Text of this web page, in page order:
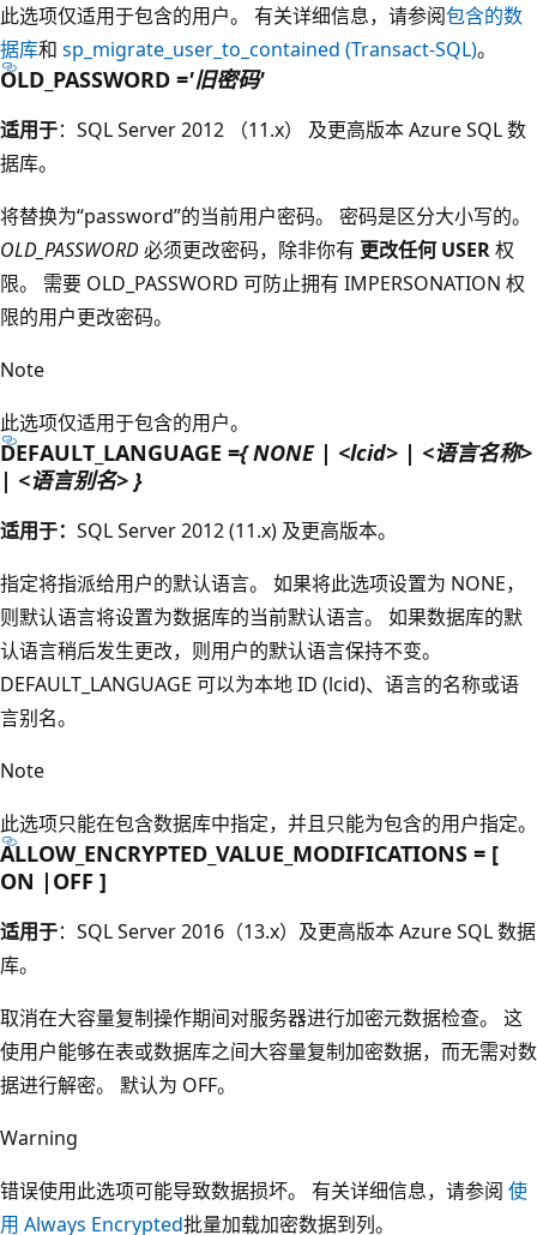
此选项仅适用于包含的用户。 有关详细信息，请参阅包含的数
据库和 sp_migrate_user_to_contained (Transact-SQL)。
OLD_PASSWORD ='旧密码'
适用于：SQL Server 2012 （11.x） 及更高版本 Azure SQL 数
据库。
将替换为“password”的当前用户密码。 密码是区分大小写的。
OLD_PASSWORD必须更改密码，除非你有 更改任何 USER权
限。 需要 OLD_PASSWORD 可防止拥有 IMPERSONATION 权
限的用户更改密码。
Note
此选项仅适用于包含的用户。
DEFAULT_LANGUAGE ={ NONE | <lcid> | <语言名称>
| <语言别名> }
适用于： SQL Server 2012 (11.x) 及更高版本。
指定将指派给用户的默认语言。 如果将此选项设置为 NONE，
则默认语言将设置为数据库的当前默认语言。 如果数据库的默
认语言稍后发生更改，则用户的默认语言保持不变。
DEFAULT_LANGUAGE 可以为本地 ID (lcid)、语言的名称或语
言别名。
Note
此选项只能在包含数据库中指定，并且只能为包含的用户指定。
ALLOW_ENCRYPTED_VALUE_MODIFICATIONS = [
ON |OFF ]
适用于：SQL Server 2016（13.x）及更高版本 Azure SQL 数据
库。
取消在大容量复制操作期间对服务器进行加密元数据检查。 这
使用户能够在表或数据库之间大容量复制加密数据，而无需对数
据进行解密。 默认为 OFF。
Warning
错误使用此选项可能导致数据损坏。 有关详细信息，请参阅 使
用 Always Encrypted批量加载加密数据到列。